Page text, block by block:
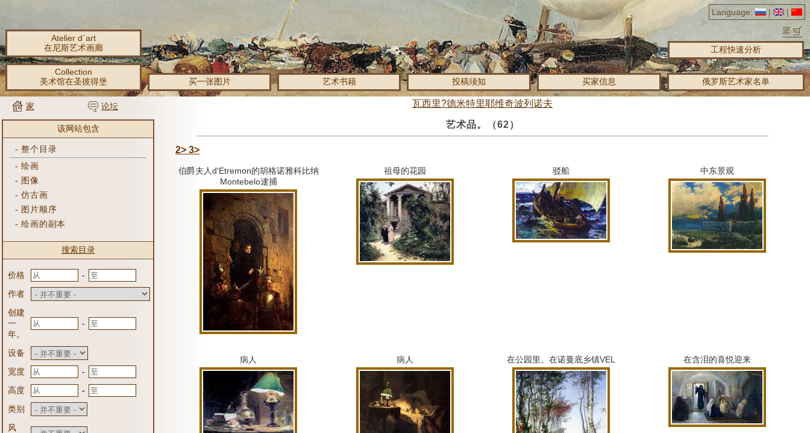
Language: |
|
篮
Atelier d´art
在尼斯艺术画廊
工程快速分析
Collection
美术馆在圣彼得堡
买一张图片 艺术书籍 投稿须知 买家信息 俄罗斯艺术家名单
家 论坛
该网站包含
-整个目录
-绘画
- 图像
-仿古画
- 图片顺序
-绘画的副本
搜索目录
价格
-
作者
创建
一
年。
-
设备
宽度
-
高度
-
类别
风
瓦西里?德米特里耶维奇波列诺夫
艺术品。 （62）
2> 3>
伯爵夫人d'Etremon的胡格诺雅科比纳
Montebelo逮捕
祖母的花园 驳船 中东景观
病人 病人 在公园里。 在诺曼底乡镇VEL 在含泪的喜悦迎来